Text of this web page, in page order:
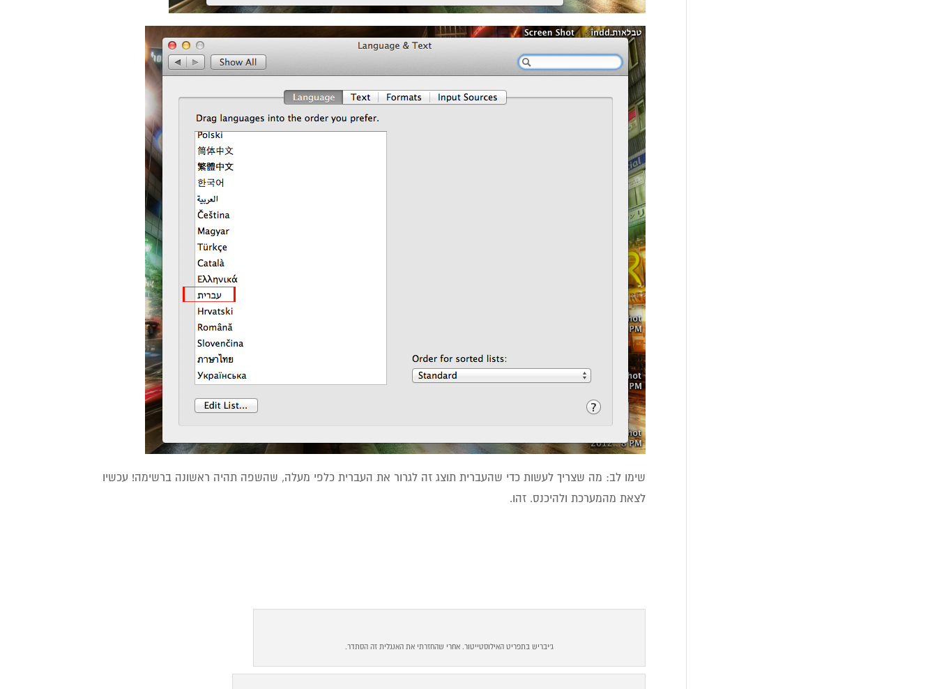
שימו לב: מה שצריך לעשות כדי שהעברית תוצג זה לגרור את העברית כלפי מעלה, שהשפה תהיה ראשונה ברשימה! עכשיו
לצאת מהמערכת ולהיכנס. זהו.
ג'יבריש בתפריט האילוסטייטור. אחרי שהחזרתי את האנגלית זה הסתדר.